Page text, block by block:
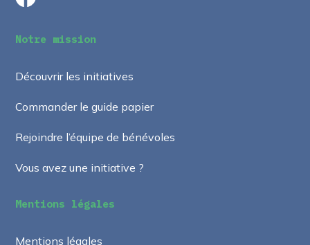
Notre mission
Découvrir les initiatives
Commander le guide papier
Rejoindre l’équipe de bénévoles
Vous avez une initiative ?
Mentions légales
Mentions légales